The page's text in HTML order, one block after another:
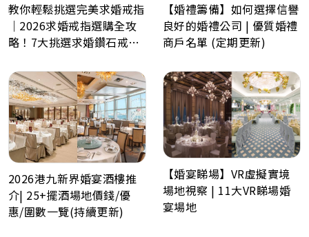
教你輕鬆挑選完美求婚戒指
｜2026求婚戒指選購全攻
略！7大挑選求婚鑽石戒指
【婚禮籌備】如何選擇信譽
良好的婚禮公司 | 優質婚禮
商戶名單 (定期更新)
2026港九新界婚宴酒樓推
介| 25+擺酒場地價錢/優
惠/圍數一覽(持續更新)
【婚宴睇場】VR虛擬實境
場地視察 | 11大VR睇場婚
宴場地